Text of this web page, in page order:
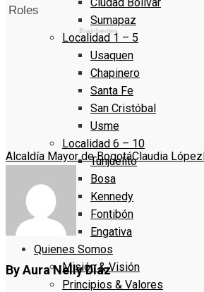
Sumapaz
Localidad 1 – 5
Usaquen
Chapinero
Santa Fe
San Cristóbal
Usme
Localidad 6 – 10
Tunjuelito
Bosa
Kennedy
Fontibón
Engativa
Quienes Somos
Misión & Visión
Principios & Valores
Alcaldía Mayor de BogotáClaudia López
By Aura Nelly Díaz